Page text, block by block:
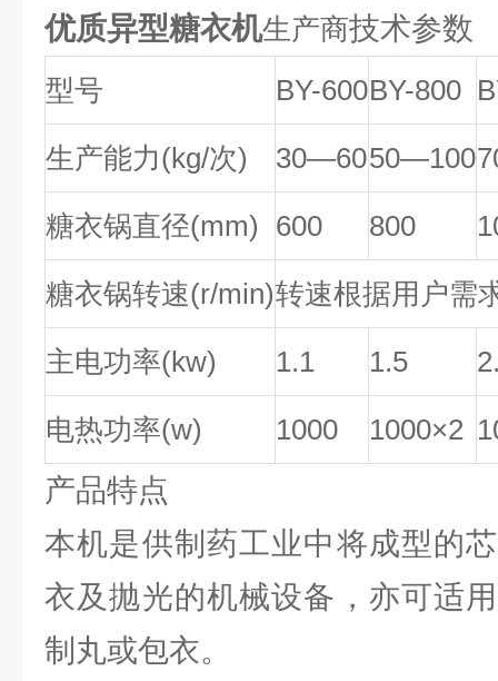
优质异型糖衣机生产商技术参数
型号 BY-600BY-800
生产能力(kg/次) 30—6050—100
糖衣锅直径(mm) 600 800
糖衣锅转速(r/min)转速根据用户需
主电功率(kw) 1.1 1.5
电热功率(w) 1000 1000×2
产品特点
本机是供制药工业中将成型的
衣及抛光的机械设备，亦可适
制丸或包衣。